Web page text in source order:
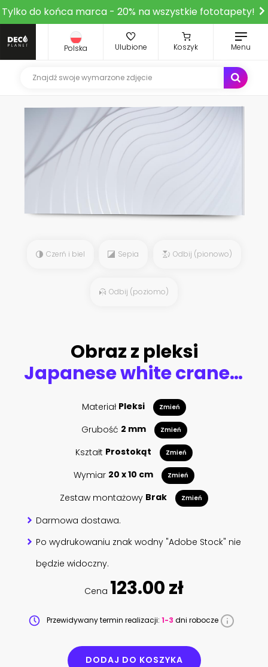
Tylko do końca marca - 20% na wszystkie fototapety!
Polska Ulubione Koszyk Menu
Czerń i biel Sepia Odbij (pionowo)
Odbij (poziomo)
Obraz z pleksi
Japanese white cranes in different poses for your design (embroidery, textiles, printing)
Materiał Pleksi Zmień
Grubość 2 mm Zmień
Kształt Prostokąt Zmień
Wymiar 20 x 10 cm Zmień
Zestaw montażowy Brak Zmień
Darmowa dostawa.
Po wydrukowaniu znak wodny "Adobe Stock" nie
będzie widoczny.
Cena 123.00 zł
Przewidywany termin realizacji: 1-3 dni robocze
DODAJ DO KOSZYKA